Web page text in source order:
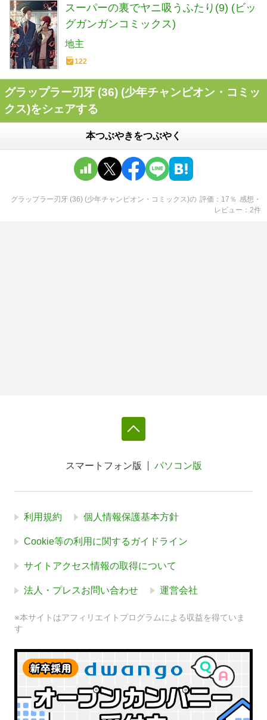
スーパーの裏でヤニ吸うふたり(9) (ビッ
グガンガンコミックス)
地主
122
グラップラー刃牙 (36) (少年チャンピオン・コミッ
クス)をシェアする
本つぶやきをつぶやく
グラップラー刃牙 (36) (少年チャンピオン・コミックス)の 評価 17 ％ 感想・
レビュー
2件
スマートフォン版 パソコン版
利用規約 個人情報保護基本方針
Cookie等の利用に関するガイドライン
サイトアクセス情報の取得について
法人・プレスお問い合わせ 運営会社
※本サイトはアフィリエイトプログラムによる収益を得ていま
す